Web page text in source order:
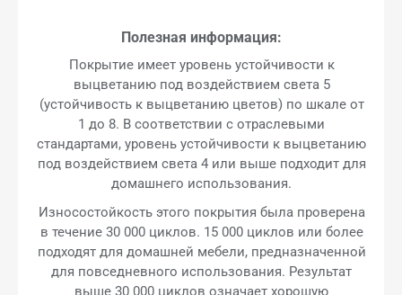
Полезная информация:
Покрытие имеет уровень устойчивости к
выцветанию под воздействием света 5
(устойчивость к выцветанию цветов) по шкале от
1 до 8. В соответствии с отраслевыми
стандартами, уровень устойчивости к выцветанию
под воздействием света 4 или выше подходит для
домашнего использования.
Износостойкость этого покрытия была проверена
в течение 30 000 циклов. 15 000 циклов или более
подходят для домашней мебели, предназначенной
для повседневного использования. Результат
выше 30 000 циклов означает хорошую